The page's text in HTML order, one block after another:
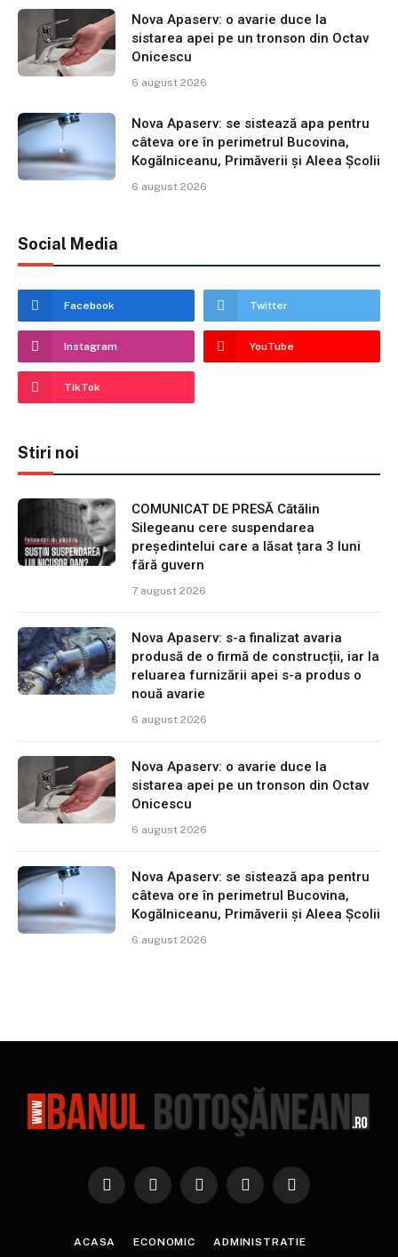
Nova Apaserv: o avarie duce la
sistarea apei pe un tronson din Octav
Onicescu
6 august 2026
Nova Apaserv: se sistează apa pentru
câteva ore în perimetrul Bucovina,
Kogălniceanu, Primăverii și Aleea Școlii
6 august 2026
Social Media
Facebook Twitter
Instagram YouTube
TikTok
Stiri noi
COMUNICAT DE PRESĂ Cătălin
Silegeanu cere suspendarea
președintelui care a lăsat țara 3 luni
fără guvern
7 august 2026
Nova Apaserv: s-a finalizat avaria
produsă de o firmă de construcții, iar la
reluarea furnizării apei s-a produs o
nouă avarie
6 august 2026
Nova Apaserv: o avarie duce la
sistarea apei pe un tronson din Octav
Onicescu
6 august 2026
Nova Apaserv: se sistează apa pentru
câteva ore în perimetrul Bucovina,
Kogălniceanu, Primăverii și Aleea Școlii
6 august 2026
Facebook
X
InstagramYouTubeTikTok
ACASA ECONOMIC ADMINISTRATIE